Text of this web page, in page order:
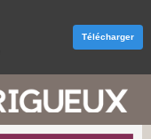
Télécharger